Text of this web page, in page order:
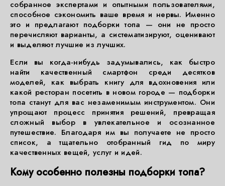
собранное экспертами и опытными пользователями,
способное сэкономить ваше время и нервы. Именно
это и предлагают подборки топа — они не просто
перечисляют варианты, а систематизируют, оценивают
и выделяют лучшие из лучших.
Если вы когда-нибудь задумывались, как быстро
найти качественный смартфон среди десятков
моделей, как выбрать книгу для вдохновения или
какой ресторан посетить в новом городе — подборки
топа станут для вас незаменимым инструментом. Они
упрощают процесс принятия решений, превращая
сложный выбор в увлекательное и осознанное
путешествие. Благодаря им вы получаете не просто
список, а тщательно отобранный гид по миру
качественных вещей, услуг и идей.
Кому особенно полезны подборки топа?